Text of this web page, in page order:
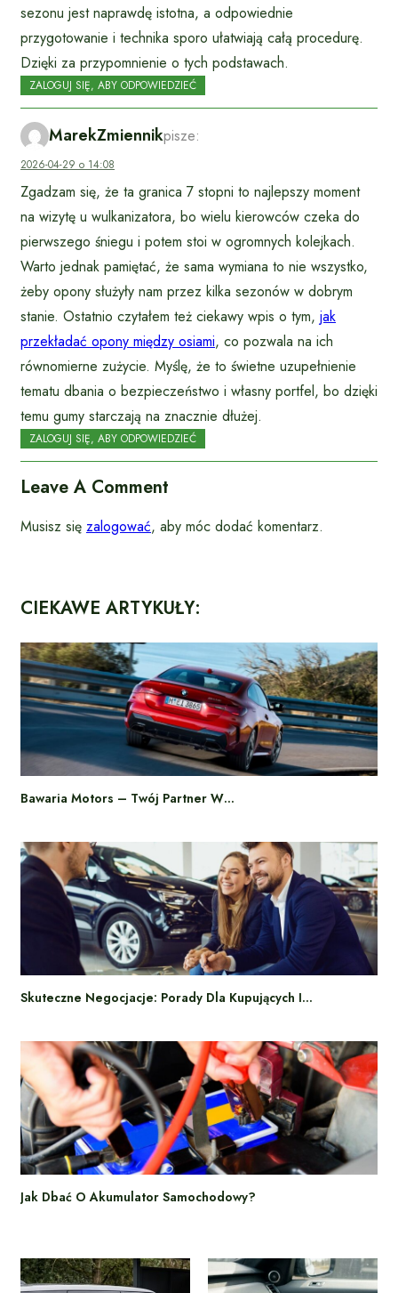
sezonu jest naprawdę istotna, a odpowiednie
przygotowanie i technika sporo ułatwiają całą procedurę.
Dzięki za przypomnienie o tych podstawach.
ZALOGUJ SIĘ, ABY ODPOWIEDZIEĆ
MarekZmiennikpisze:
2026-04-29 o 14:08
Zgadzam się, że ta granica 7 stopni to najlepszy moment
na wizytę u wulkanizatora, bo wielu kierowców czeka do
pierwszego śniegu i potem stoi w ogromnych kolejkach.
Warto jednak pamiętać, że sama wymiana to nie wszystko,
żeby opony służyły nam przez kilka sezonów w dobrym
stanie. Ostatnio czytałem też ciekawy wpis o tym, jak
przekładać opony między osiami, co pozwala na ich
równomierne zużycie. Myślę, że to świetne uzupełnienie
tematu dbania o bezpieczeństwo i własny portfel, bo dzięki
temu gumy starczają na znacznie dłużej.
ZALOGUJ SIĘ, ABY ODPOWIEDZIEĆ
Leave A Comment
Musisz się zalogować, aby móc dodać komentarz.
CIEKAWE ARTYKUŁY:
Bawaria Motors – Twój Partner W…
Skuteczne Negocjacje: Porady Dla Kupujących I…
Jak Dbać O Akumulator Samochodowy?